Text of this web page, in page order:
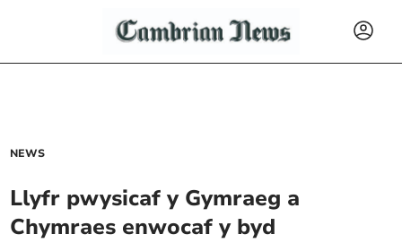
NEWS
Llyfr pwysicaf y Gymraeg a
Chymraes enwocaf y byd